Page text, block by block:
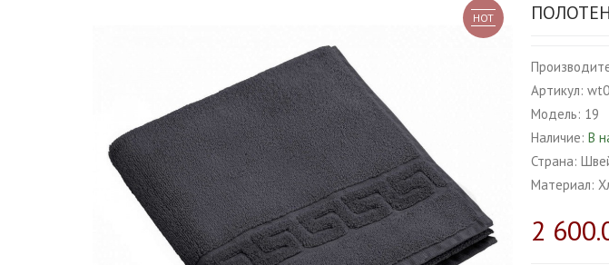
HOT
Артикул:
Модель: 19
Наличие: В
Страна:
Материал:
2